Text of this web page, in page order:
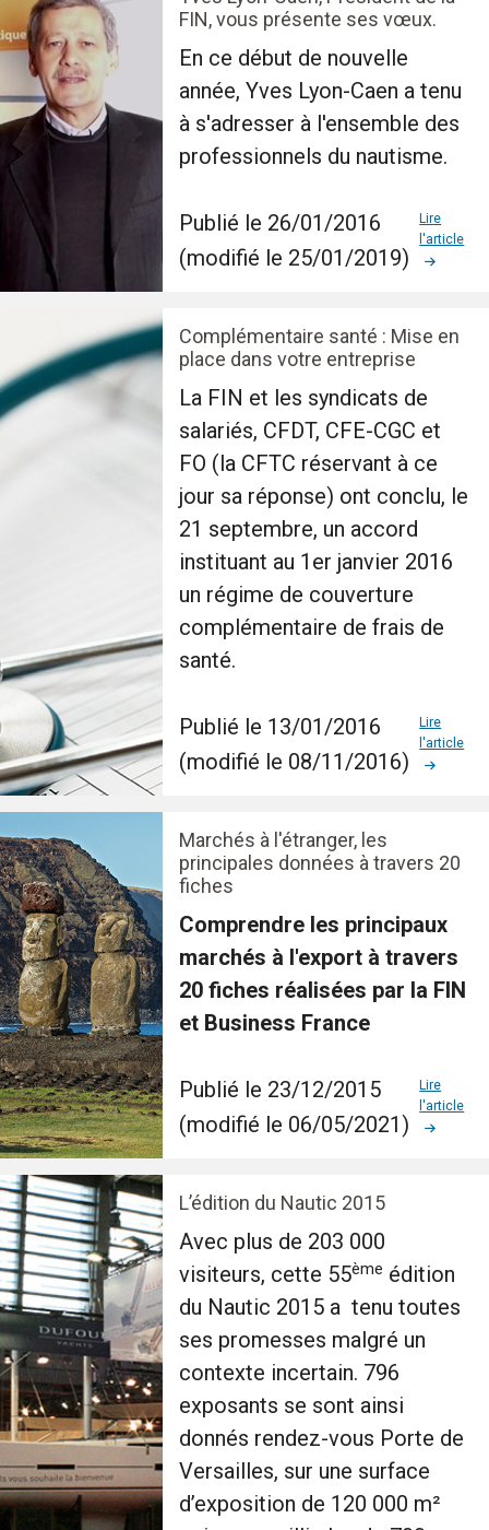
FIN, vous présente ses vœux.
En ce début de nouvelle
année, Yves Lyon-Caen a tenu
à s'adresser à l'ensemble des
professionnels du nautisme.
Publié le 26/01/2016
(modifié le 25/01/2019)
Lire
l'article
Complémentaire santé : Mise en
place dans votre entreprise
La FIN et les syndicats de
salariés, CFDT, CFE-CGC et
FO (la CFTC réservant à ce
jour sa réponse) ont conclu, le
21 septembre, un accord
instituant au 1er janvier 2016
un régime de couverture
complémentaire de frais de
santé.
Publié le 13/01/2016
(modifié le 08/11/2016)
Lire
l'article
Marchés à l'étranger, les
principales données à travers 20
fiches
Comprendre les principaux
marchés à l'export à travers
20 fiches réalisées par la FIN
et Business France
Publié le 23/12/2015
(modifié le 06/05/2021)
Lire
l'article
L’édition du Nautic 2015
Avec plus de 203 000
visiteurs, cette 55ème édition
du Nautic 2015 a tenu toutes
ses promesses malgré un
contexte incertain. 796
exposants se sont ainsi
donnés rendez-vous Porte de
Versailles, sur une surface
d’exposition de 120 000 m²